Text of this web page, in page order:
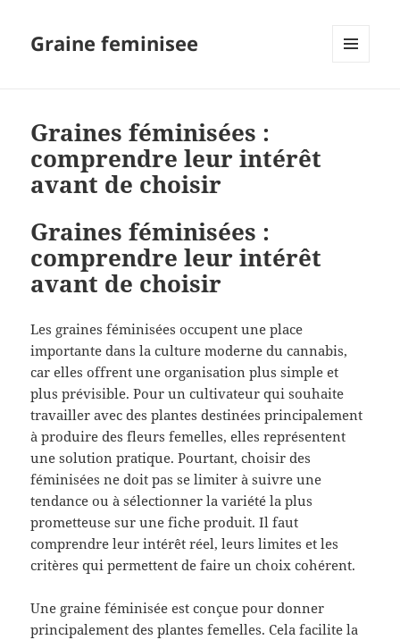
Graine feminisee
Graines féminisées :
comprendre leur intérêt
avant de choisir
Graines féminisées :
comprendre leur intérêt
avant de choisir
Les graines féminisées occupent une place
importante dans la culture moderne du cannabis,
car elles offrent une organisation plus simple et
plus prévisible. Pour un cultivateur qui souhaite
travailler avec des plantes destinées principalement
à produire des fleurs femelles, elles représentent
une solution pratique. Pourtant, choisir des
féminisées ne doit pas se limiter à suivre une
tendance ou à sélectionner la variété la plus
prometteuse sur une fiche produit. Il faut
comprendre leur intérêt réel, leurs limites et les
critères qui permettent de faire un choix cohérent.
Une graine féminisée est conçue pour donner
principalement des plantes femelles. Cela facilite la